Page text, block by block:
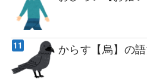
からす【烏】の